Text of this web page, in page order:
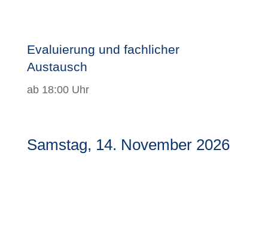
Evaluierung und fachlicher
Austausch
ab 18:00 Uhr
Samstag, 14. November 2026